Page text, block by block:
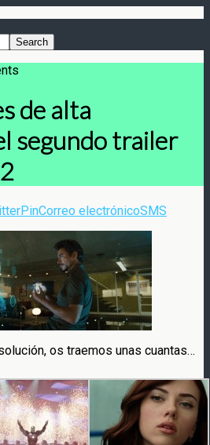
de alta
segundo trailer
PinCorreo electrónicoSMS
os traemos unas cuantas…